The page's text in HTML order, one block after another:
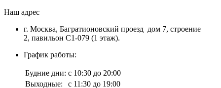
Наш адрес
г. Москва, Багратионовский проезд дом 7, строение
2, павильон С1-079 (1 этаж).
График работы:
Будние дни: с 10:30 до 20:00
Выходные:
с 11:30 до 19:00